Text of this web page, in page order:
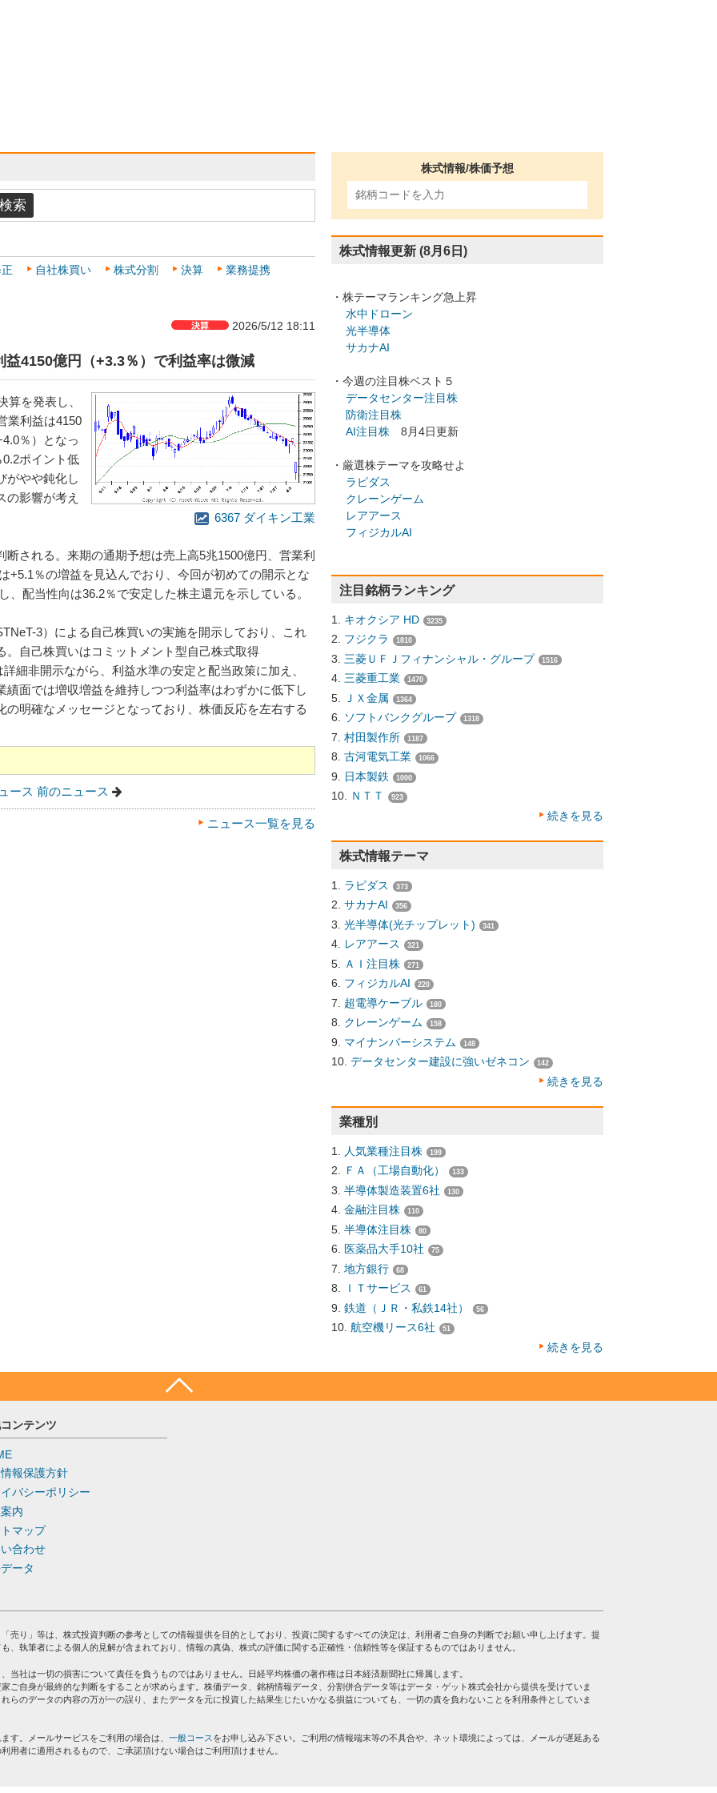
自社株買い 株式分割 決算
業務提携
2026/5/12 18:11
4150億円（+3.3％）で利益率は微減
6367 ダイキン工業
算を発表し、
業利益は4150
％）となっ
ポイント低
がやや鈍化し
の影響が考え
される。来期の通期予想は売上高5兆1500億円、営業利
+5.1％の増益を見込んでおり、今回が初めての開示とな
、配当性向は36.2％で安定した株主還元を示している。
3）による自己株買いの実施を開示しており、これ
自己株買いはコミットメント型自己株式取得
細非開示ながら、利益水準の安定と配当政策に加え、
面では増収増益を維持しつつ利益率はわずかに低下し
明確なメッセージとなっており、株価反応を左右する
ース 前のニュース
ニュース一覧を見る
株式情報/株価予想
株式情報更新 (8月6日)
・株テーマランキング急上昇
水中ドローン
光半導体
サカナAI
・今週の注目株ベスト５
データセンター注目株
防衛注目株
AI注目株 8月4日更新
・厳選株テーマを攻略せよ
ラピダス
クレーンゲーム
レアアース
フィジカルAI
注目銘柄ランキング
キオクシア HD 3235
フジクラ 1810
三菱ＵＦＪフィナンシャル・グループ 1516
三菱重工業 1470
ＪＸ金属 1364
ソフトバンクグループ 1318
村田製作所 1187
古河電気工業 1066
日本製鉄 1000
ＮＴＴ 923
続きを見る
株式情報テーマ
ラピダス 373
サカナAI 356
光半導体(光チップレット) 341
レアアース 321
ＡＩ注目株 271
フィジカルAI 220
超電導ケーブル 180
クレーンゲーム 158
マイナンバーシステム 148
データセンター建設に強いゼネコン 142
続きを見る
業種別
人気業種注目株 199
ＦＡ（工場自動化） 133
半導体製造装置6社 130
金融注目株 110
半導体注目株 80
医薬品大手10社 75
地方銀行 68
ＩＴサービス 61
鉄道（ＪＲ・私鉄14社） 56
航空機リース6社 51
続きを見る
ンテンツ
報保護方針
バシーポリシー
内
マップ
合わせ
ータ
売り」等は、株式投資判断の参考としての情報提供を目的としており、投資に関するすべての決定は、利用者ご自身の判断でお願い申し上げます。提
、執筆者による個人的見解が含まれており、情報の真偽、株式の評価に関する正確性・信頼性等を保証するものではありません。
当社は一切の損害について責任を負うものではありません。日経平均株価の著作権は日本経済新聞社に帰属します。
ご自身が最終的な判断をすることが求めらます。株価データ、銘柄情報データ、分割併合データ等はデータ・ゲット株式会社から提供を受けていま
らのデータの内容の万が一の誤り、またデータを元に投資した結果生じたいかなる損益についても、一切の責を負わないことを利用条件としていま
す。メールサービスをご利用の場合は、 一般コースをお申し込み下さい。ご利用の情報端末等の不具合や、ネット環境によっては、メールが遅延ある
用者に適用されるもので、ご承諾頂けない場合はご利用頂けません。